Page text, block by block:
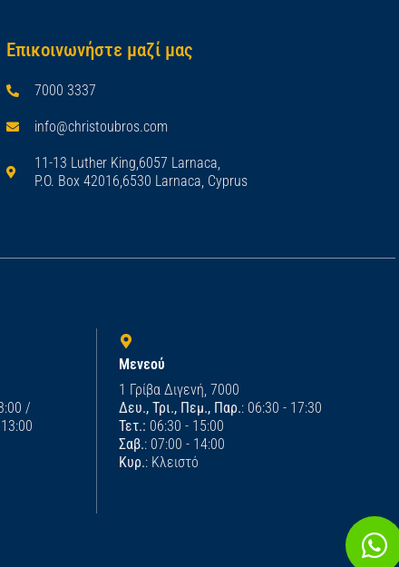
Επικοινωνήστε μαζί μας
7000 3337
info@christoubros.com
11-13 Luther King,6057 Larnaca,
P.O. Box 42016,6530 Larnaca, Cyprus
/
Μενεού
1 Γρίβα Διγενή, 7000
Δευ., Τρι., Πεμ., Παρ.: 06:30 - 17:30
Τετ.: 06:30 - 15:00
Σαβ.: 07:00 - 14:00
Κυρ.: Κλειστό